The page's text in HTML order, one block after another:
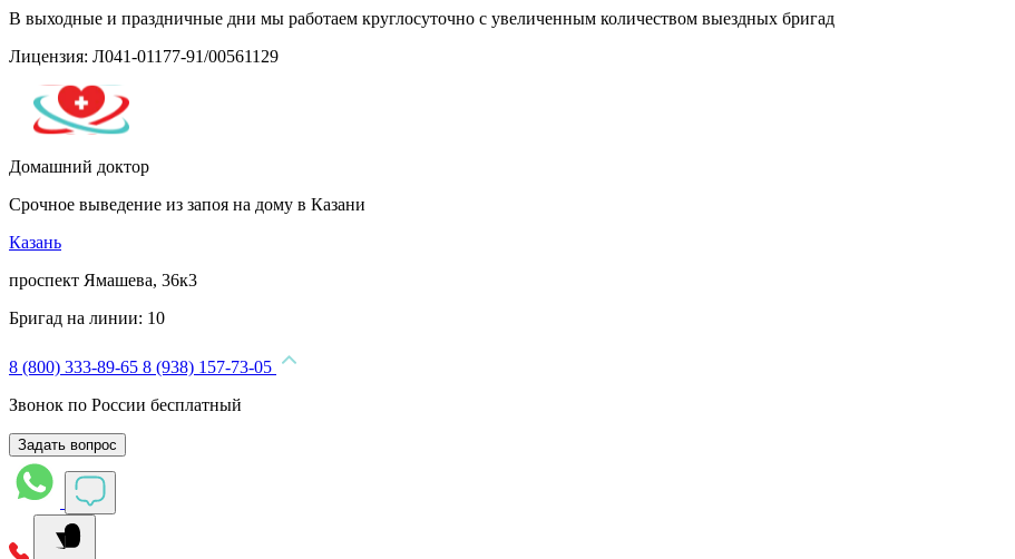
В выходные и праздничные дни мы работаем круглосуточно с увеличенным количеством выездных бригад
Лицензия: Л041-01177-91/00561129
Домашний доктор
Срочное выведение из запоя на дому в Казани
Казань
проспект Ямашева, 36к3
Бригад на линии: 10
8 (800) 333-89-65 8 (938) 157-73-05
Звонок по России бесплатный
Задать вопрос